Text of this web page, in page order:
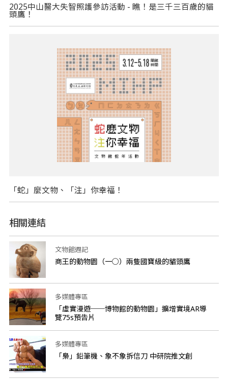
2025中山醫大失智照護參訪活動 - 瞧！是三千三百歲的貓
頭鷹！
「蛇」麼文物、「注」你幸福！
相關連結
文物館週記
商王的動物園（一○）兩隻國寶級的貓頭鷹
多媒體專區
「虛實漫遊──博物館的動物園」擴增實境AR導
覽75s預告片
多媒體專區
「梟」鉛筆機、象不象拆信刀 中研院推文創